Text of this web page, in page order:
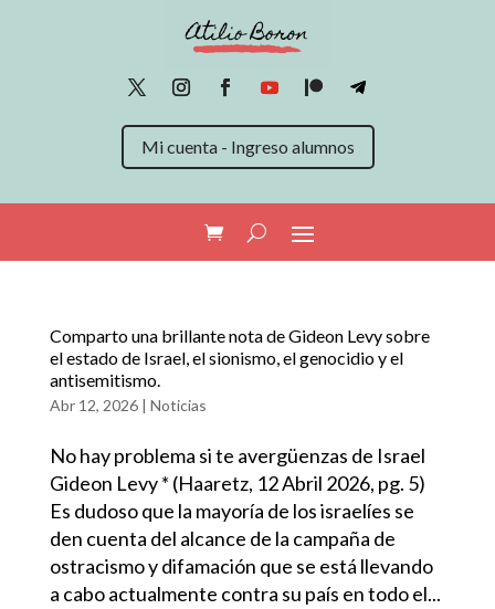
Mi cuenta - Ingreso alumnos
Comparto una brillante nota de Gideon Levy sobre
el estado de Israel, el sionismo, el genocidio y el
antisemitismo.
Abr 12, 2026| Noticias
No hay problema si te avergüenzas de Israel
Gideon Levy * (Haaretz, 12 Abril 2026, pg. 5)
Es dudoso que la mayoría de los israelíes se
den cuenta del alcance de la campaña de
ostracismo y difamación que se está llevando
a cabo actualmente contra su país en todo el...